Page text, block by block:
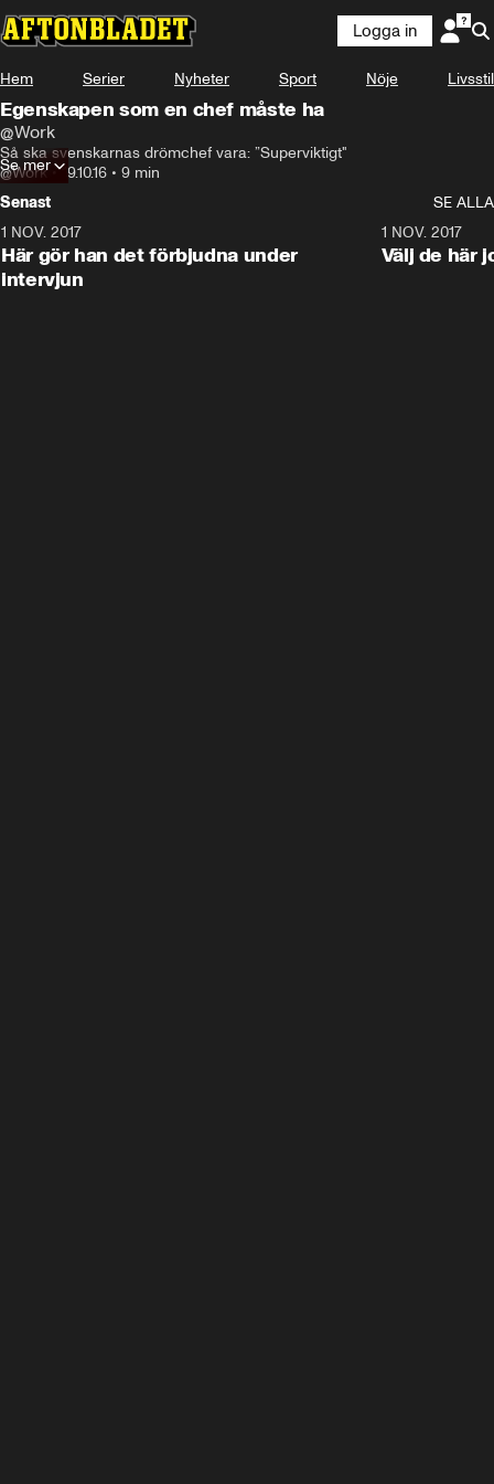
Logga in
Hem Serier Nyheter Sport Nöje Livsstil
Egenskapen som en chef måste ha
@Work
Så ska svenskarnas drömchef vara: ”Superviktigt"
@Work•19.10.16 • 9 min
Se mer
Senast
SE ALLA
1 NOV. 2017
Här gör han det förbjudna under
intervjun
1 NOV. 2017
Välj de här